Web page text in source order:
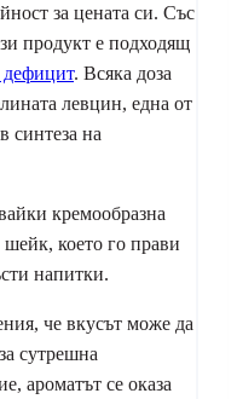
за цената си. Със
продукт е подходящ
дефицит. Всяка доза
левцин, една от
синтеза на
кремообразна
което го прави
напитки.
че вкусът може да
сутрешна
ароматът се оказа